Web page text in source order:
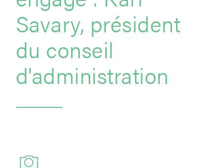
Savary, président
du conseil
d'administration